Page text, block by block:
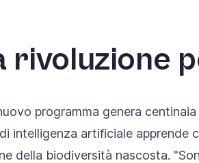
rivoluzione
programma genera
intelligenza artificiale apprende
della biodiversità nascosta.